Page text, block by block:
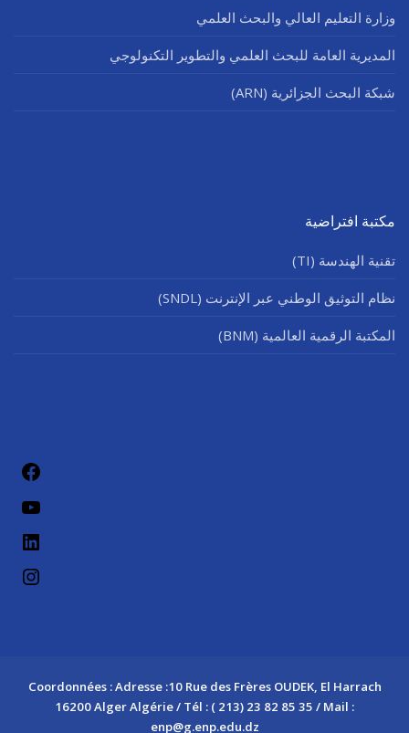
وزارة التعليم العالي والبحث العلمي
المديرية العامة للبحث العلمي والتطوير التكنولوجي
شبكة البحث الجزائرية (ARN)
مكتبة افتراضية
تقنية الهندسة (TI)
نظام التوثيق الوطني عبر الإنترنت (SNDL)
المكتبة الرقمية العالمية (BNM)
لينكد إن
Coordonnées : Adresse :10 Rue des Frères OUDEK, El Harrach
16200 Alger Algérie / Tél : ( 213) 23 82 85 35 / Mail :
enp@g.enp.edu.dz